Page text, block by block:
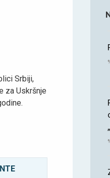
Srbiji,
za Uskršnje